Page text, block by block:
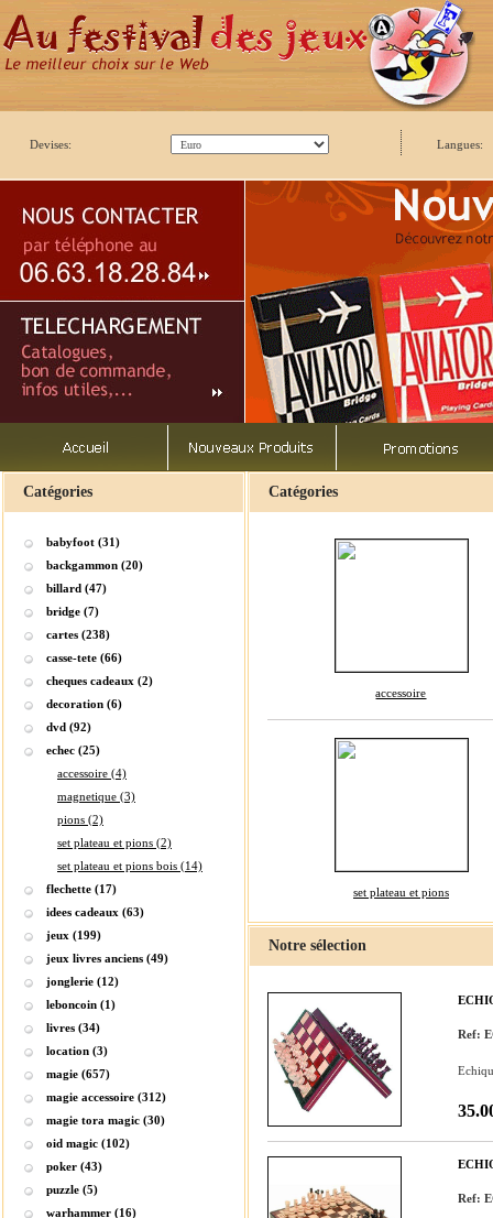
Devises: Langues:
Catégories
babyfoot (31)
backgammon (20)
billard (47)
bridge (7)
cartes (238)
casse-tete (66)
cheques cadeaux (2)
decoration (6)
dvd (92)
echec (25)
accessoire (4)
magnetique (3)
pions (2)
set plateau et pions (2)
set plateau et pions bois (14)
flechette (17)
idees cadeaux (63)
jeux (199)
jeux livres anciens (49)
jonglerie (12)
leboncoin (1)
livres (34)
location (3)
magie (657)
magie accessoire (312)
magie tora magic (30)
oid magic (102)
poker (43)
puzzle (5)
warhammer (16)
Catégories
accessoire
set plateau et pions
Notre sélection
Ref:
Ref: